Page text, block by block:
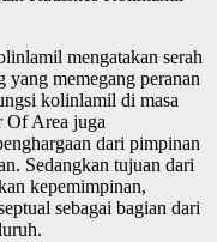
mengatakan serah
yang memegang peranan
kolinlamil di masa
Of Area juga
dari pimpinan
Sedangkan tujuan dari
kepemimpinan,
sebagai bagian dari